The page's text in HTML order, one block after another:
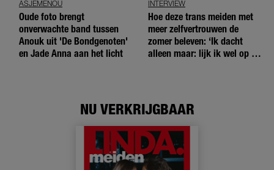
ASJEMENOU
Oude foto brengt
onverwachte band tussen
Anouk uit 'De Bondgenoten'
en Jade Anna aan het licht
INTERVIEW
Hoe deze trans meiden met
meer zelfvertrouwen de
zomer beleven: ‘Ik dacht
alleen maar: lijk ik wel op de
NU VERKRIJGBAAR